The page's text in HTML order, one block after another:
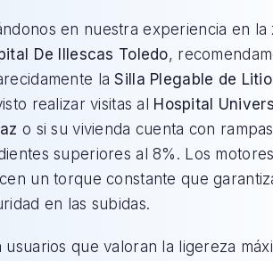
en nuestra experiencia en la
De Illescas Toledo,
laSilla Plegable de Litio
realizar visitas al Hospital
o si su vivienda cuenta con
superiores al 8%. Los
un torque constante que
en las subidas.
usuarios que valoran la ligereza